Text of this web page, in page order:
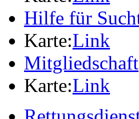
Hilfe für
Karte:Link
Mitgliedschaft
Karte:Link